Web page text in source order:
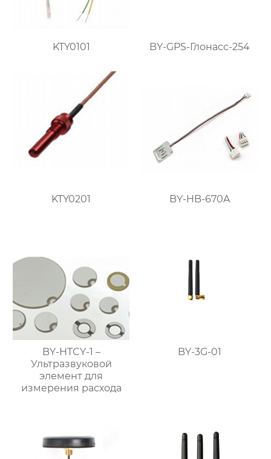
KTY0101 BY-GPS-Глонасс-254
KTY0201 BY-HB-670A
BY-HTCY-1 –
Ультразвуковой
элемент для
измерения расхода
BY-3G-01